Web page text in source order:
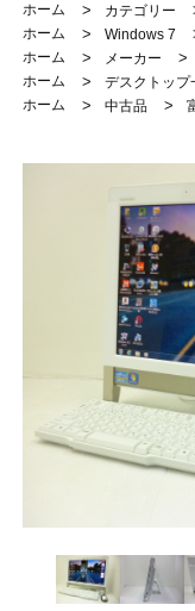
ホーム > カテゴリー
ホーム
> Windows 7
ホーム
> メーカー >
ホーム
> デスクトップ
ホーム
> 中古品 >